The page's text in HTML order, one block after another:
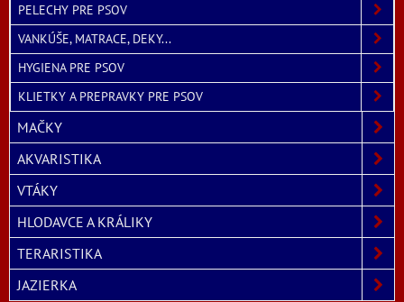
PELECHY PRE PSOV
VANKÚŠE, MATRACE, DEKY...
HYGIENA PRE PSOV
KLIETKY A PREPRAVKY PRE PSOV
MAČKY
AKVARISTIKA
VTÁKY
HLODAVCE A KRÁLIKY
TERARISTIKA
JAZIERKA